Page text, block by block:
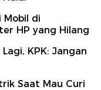
Mobil di
HP yang Hilang
KPK: Jangan
Saat Mau Curi